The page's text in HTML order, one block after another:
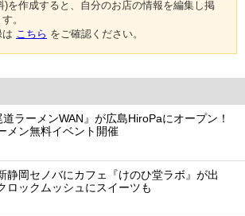
)を作成すると、自分のお店の情報を編集し掲
。
こちら をご確認ください。
ラーメンWAN』が広島HiroPaにオープン！
メン無料イベント開催
静岡セノバにカフェ『けのひ堂ラボ』が出
ロックムッシュにスイーツも